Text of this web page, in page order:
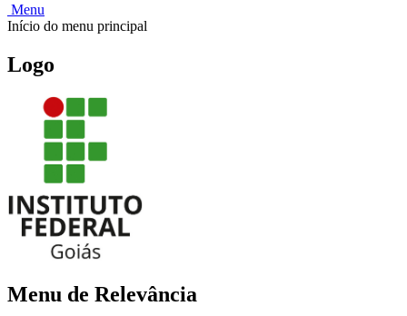
Menu
Início do menu principal
Logo
Menu de Relevância